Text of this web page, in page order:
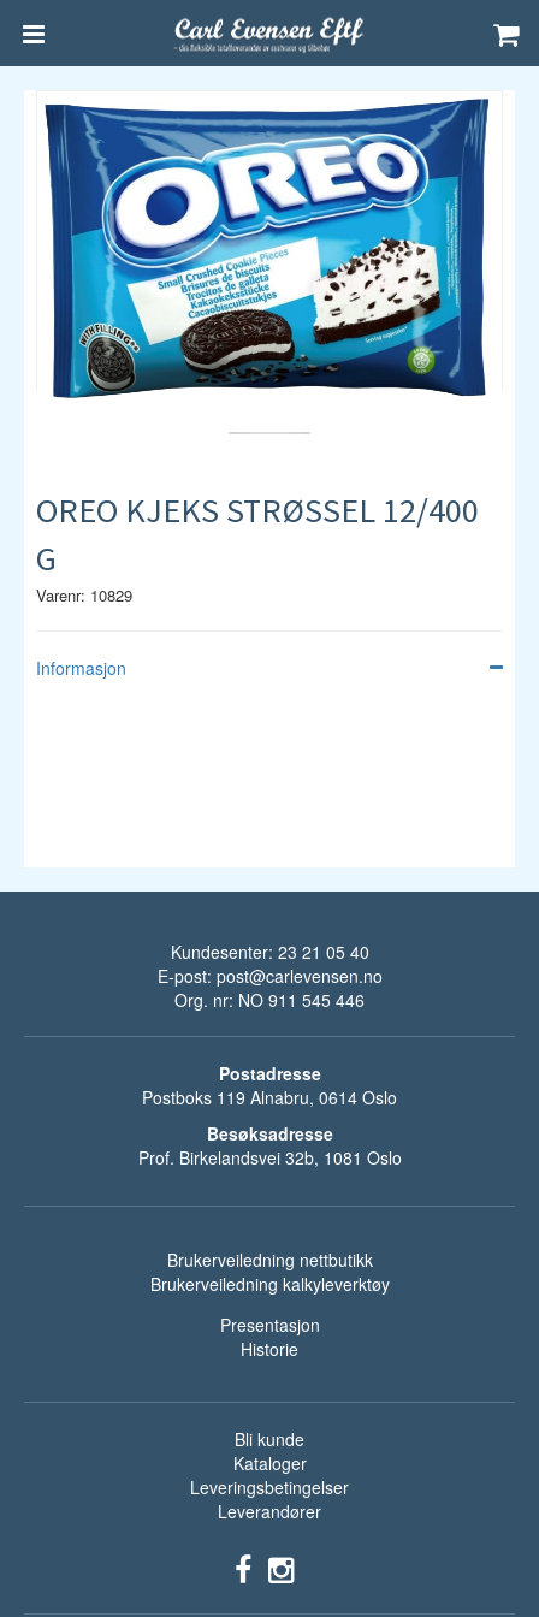
OREO KJEKS STRØSSEL 12/400
G
Varenr: 10829
Informasjon
Kundesenter: 23 21 05 40
E-post: post@carlevensen.no
Org. nr: NO 911 545 446
Postadresse
Postboks 119 Alnabru, 0614 Oslo
Besøksadresse
Prof. Birkelandsvei 32b, 1081 Oslo
Brukerveiledning nettbutikk
Brukerveiledning kalkyleverktøy
Presentasjon
Historie
Bli kunde
Kataloger
Leveringsbetingelser
Leverandører